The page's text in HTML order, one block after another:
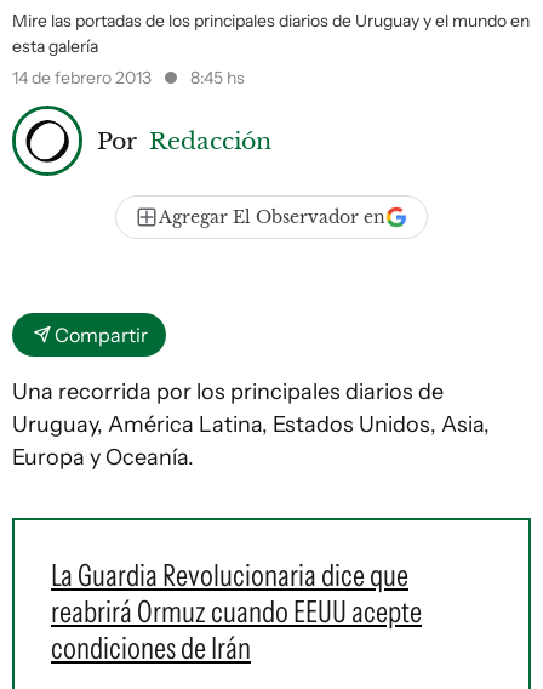
Mire las portadas de los principales diarios de Uruguay y el mundo en
esta galería
14 de febrero 2013
8:45 hs
Por Redacción
Agregar El Observador en
Compartir
Una recorrida por los principales diarios de
Uruguay, América Latina, Estados Unidos, Asia,
Europa y Oceanía.
La Guardia Revolucionaria dice que
reabrirá Ormuz cuando EEUU acepte
condiciones de Irán